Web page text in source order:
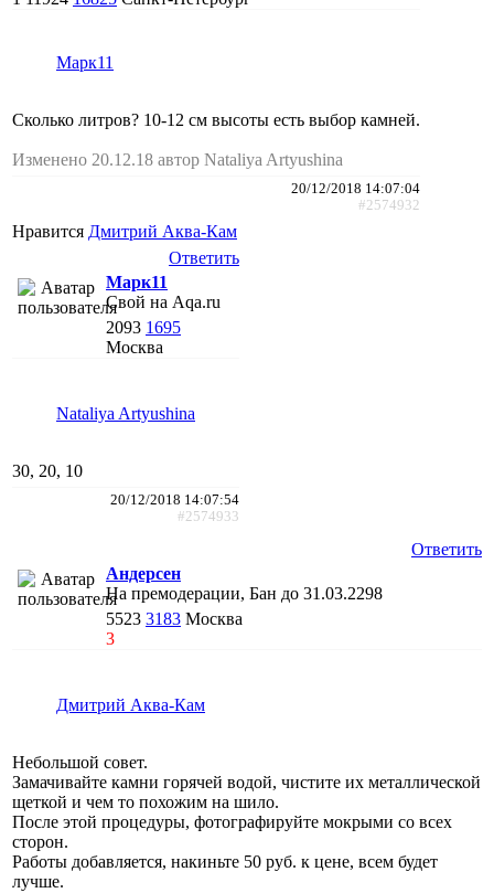
Марк11
Сколько литров? 10-12 см высоты есть выбор камней.
Изменено 20.12.18 автор Nataliya Artyushina
20/12/2018 14:07:04
#2574932
Нравится Дмитрий Аква-Кам
Ответить
Марк11
Свой на Aqa.ru
2093 1695
Москва
Nataliya Artyushina
30, 20, 10
20/12/2018 14:07:54
#2574933
Ответить
Андерсен
На премодерации, Бан до 31.03.2298
5523 3183 Москва
3
Дмитрий Аква-Кам
Небольшой совет.
Замачивайте камни горячей водой, чистите их металлической
щеткой и чем то похожим на шило.
После этой процедуры, фотографируйте мокрыми со всех
сторон.
Работы добавляется, накиньте 50 руб. к цене, всем будет
лучше.